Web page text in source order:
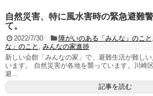
自然災害、特に風水害時の緊急避難
て。
2022/7/30 障がいのある「みんな」のこと
な」のこと
みんなの家進捗
新しい会館「みんなの家」で、避難生活が難し
います。 自然災害が各地を襲っています。川崎
避...
記事を読む